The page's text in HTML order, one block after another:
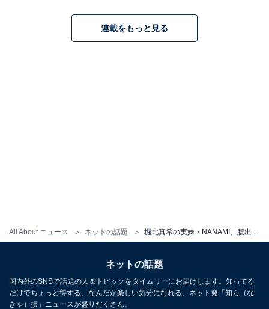
All About ニュース ネットの話題
連載をもっと見る
ネットの話題
国内外のSNSで話題の人＆トピックをタイムリーにお届けします。知ってる
だけでちょっと得する、なんだか楽しい気分になれる、ネット発「知ら（な
きゃ）損」ニュースが盛りだくさん。